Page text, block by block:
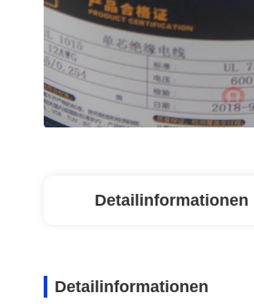
Detailinformationen
Detailinformationen